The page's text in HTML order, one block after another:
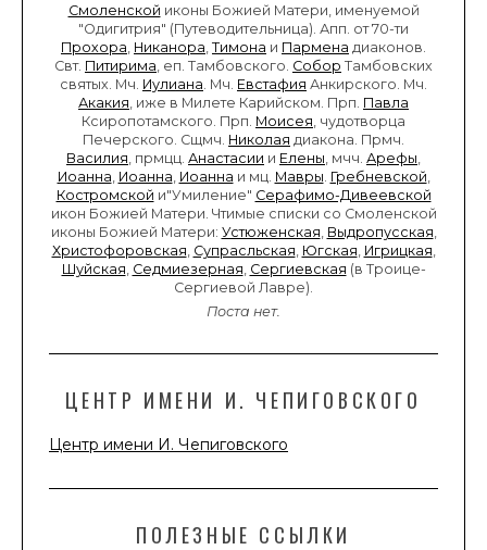
Смоленской иконы Божией Матери, именуемой
"Одигитрия" (Путеводительница). Апп. от 70-ти
Прохора Никанора Тимона и Пармена диаконов.
Свт. Питирима , еп. Тамбовского. Собор Тамбовских
святых. Мч. Иулиана . Мч. Евстафия Анкирского. Мч.
Акакия , иже в Милете Карийском. Прп. Павла
Ксиропотамского. Прп. Моисея , чудотворца
Печерского. Сщмч. Николая диакона. Прмч.
Василия , прмцц. Анастасии и Елены , мчч. Арефы
Иоанна Иоанна Иоанна и мц. Мавры Гребневской
Костромской и"Умиление" Серафимо-Дивеевской
икон Божией Матери. Чтимые списки со Смоленской
иконы Божией Матери: Устюженская Выдропусская
Христофоровская Супрасльская Югская Игрицкая
Шуйская Седмиезерная Сергиевская (в Троице-
Сергиевой Лавре).
Поста нет.
ЦЕНТР ИМЕНИ И. ЧЕПИГОВСКОГО
Центр имени И. Чепиговского
ПОЛЕЗНЫЕ ССЫЛКИ